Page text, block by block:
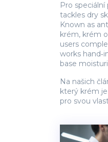
Pro
tackles dry
Known as
krém, krém
users
works
base
Na našich
který krém
pro svou